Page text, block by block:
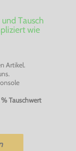
Tausch
wie
Artikel.
Tauschwert